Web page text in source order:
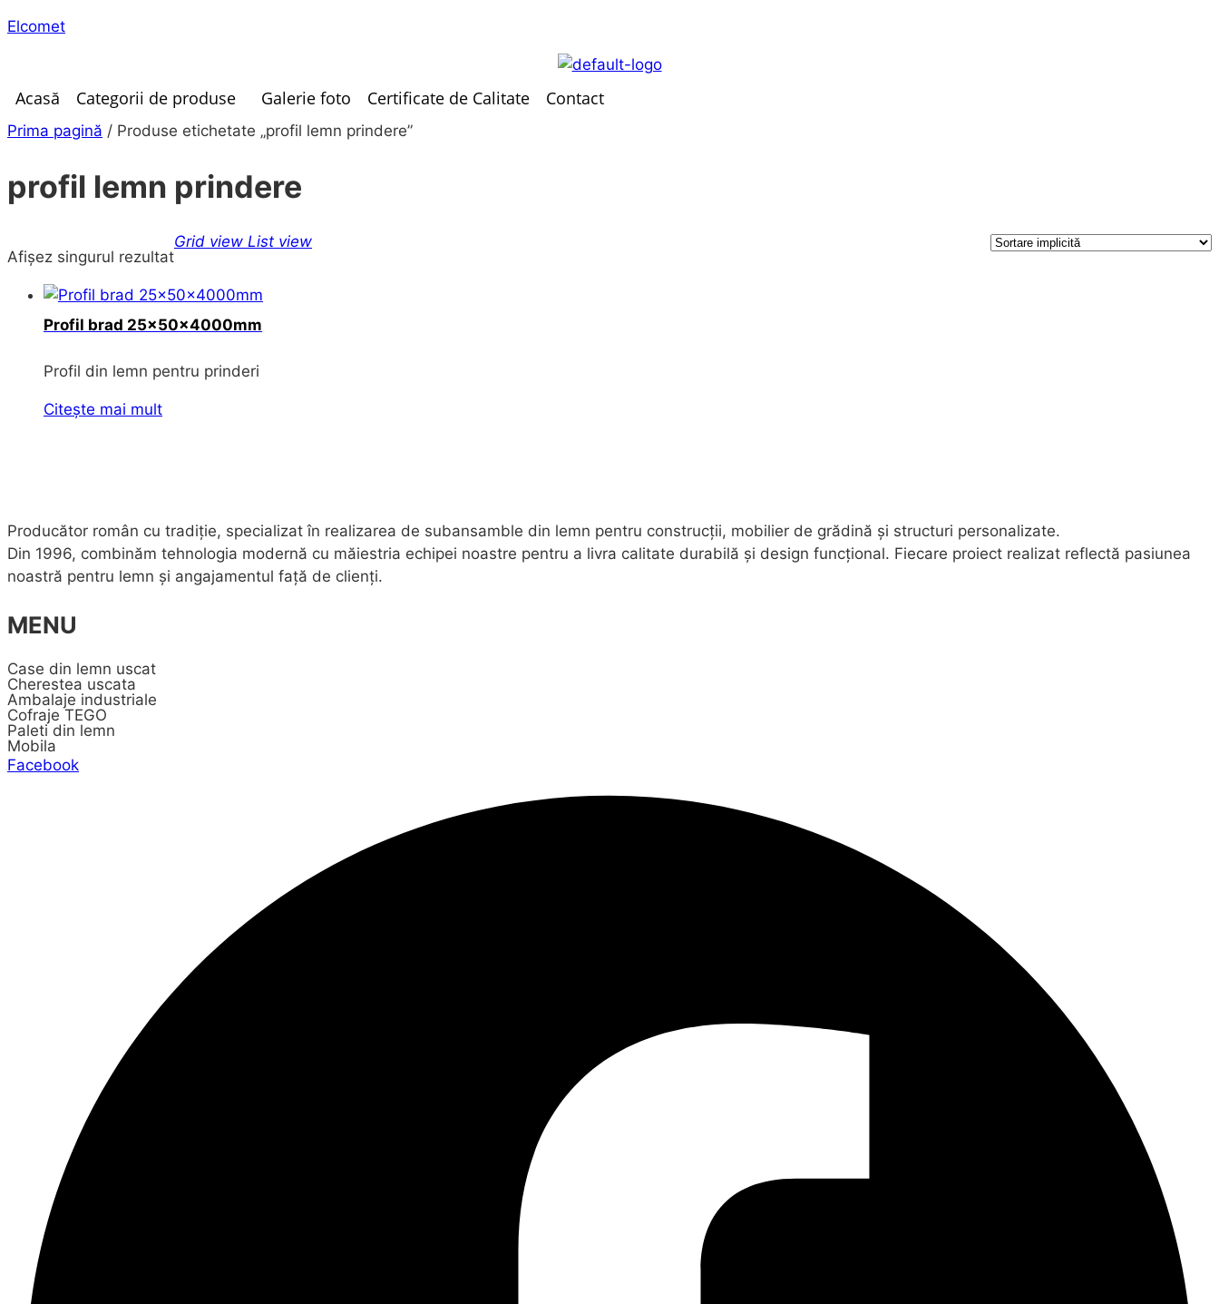
Elcomet
Acasă Categorii de produse Galerie foto Certificate de Calitate Contact
Prima pagină / Produse etichetate „profil lemn prindere”
profil lemn prindere
Afișez singurul rezultat
Grid view List view
Profil brad 25x50x4000mm
Profil din lemn pentru prinderi
Citește mai mult
Producător român cu tradiție, specializat în realizarea de subansamble din lemn pentru construcții, mobilier de grădină și structuri personalizate.
Din 1996, combinăm tehnologia modernă cu măiestria echipei noastre pentru a livra calitate durabilă și design funcțional. Fiecare proiect realizat reflectă pasiunea
noastră pentru lemn și angajamentul față de clienți.
MENU
Case din lemn uscat
Cherestea uscata
Ambalaje industriale
Cofraje TEGO
Paleti din lemn
Mobila
Facebook